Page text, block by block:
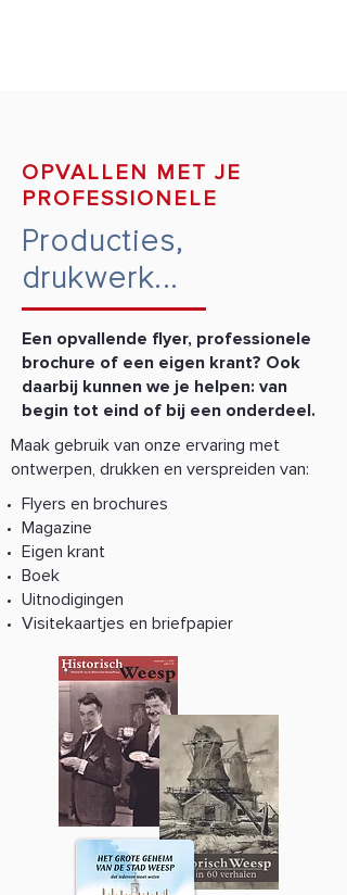
OPVALLEN MET JE
PROFESSIONELE
Producties,
drukwerk...
Een opvallende flyer, professionele
brochure of een eigen krant? Ook
daarbij kunnen we je helpen: van
begin tot eind of bij een onderdeel.
Maak gebruik van onze ervaring met
ontwerpen, drukken en verspreiden van:
Flyers en brochures
Magazine
Eigen krant
Boek
Uitnodigingen
Visitekaartjes en briefpapier